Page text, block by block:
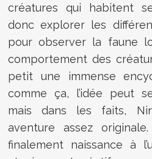
créatures qui habitent
donc explorer les
pour observer la faune
comportement des
petit une immense
comme ça, l’idée peut
mais dans les faits,
aventure assez
finalement naissance à